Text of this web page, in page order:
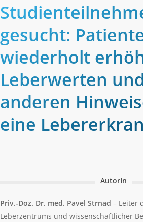
gesucht:
wiederholt
Leberwerten
anderen
eine
AutorIn
Priv.-Doz. Dr. med. Pavel Strnad – Leiter
Leberzentrums und wissenschaftlicher